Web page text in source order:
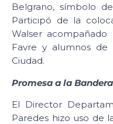
Belgrano, símbolo
Participó de la
Walser
Favre y alumnos de
Ciudad.
Promesa a la Bandera
El Director
Paredes hizo uso de